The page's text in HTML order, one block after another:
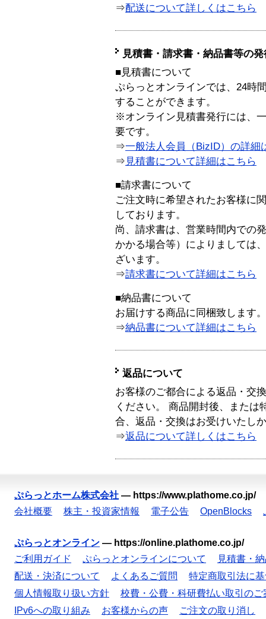
⇒配送について詳しくはこちら
見積書・請求書・納品書等の
■見積書について
ぷらっとオンラインでは、24時
することができます。
※オンライン見積書発行には、
要です。
⇒一般法人会員（BizID）の詳細
⇒ 見積書について詳細はこちら
■請求書について
ご注文時に希望されたお客様に
しております。
尚、請求書は、営業時間内での
かかる場合等）によりましては
ざいます。
⇒請求書について詳細はこちら
■納品書について
お届けする商品に同梱致します。
⇒納品書について詳細はこちら
返品について
お客様のご都合による返品・交
ください。 商品開封後、または
合、返品・交換はお受けいたし
⇒返品について詳しくはこちら
ぷらっとホーム株式会社 — https://www.plathome.co.jp/
会社概要
株主・投資家情報 電子公告 OpenBlocks
ぷらっとオンライン — https://online.plathome.co.jp/
ご利用ガイド
ぷらっとオンラインについて
見積書・
配送・決済について
よくあるご質問
特定商取引法に
個人情報取り扱い方針
校費・公費・科研費払い取引のご
IPv6への取り組み
お客様からの声 ご注文の取り消し